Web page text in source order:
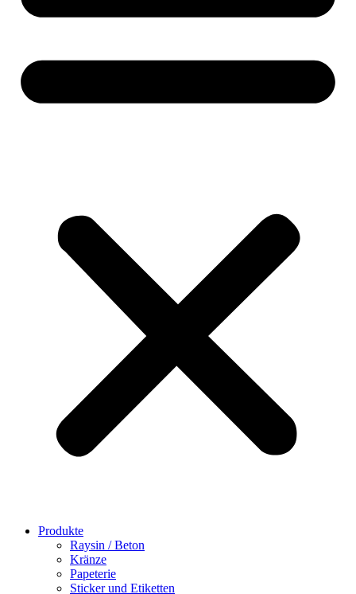
Produkte
Raysin / Beton
Kränze
Papeterie
Sticker und Etiketten